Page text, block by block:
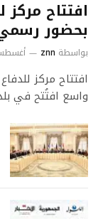
افتتاح
بحضور
بواسطة znn أغسطس 9,
افتتاح مركز
واسع افتُتح في